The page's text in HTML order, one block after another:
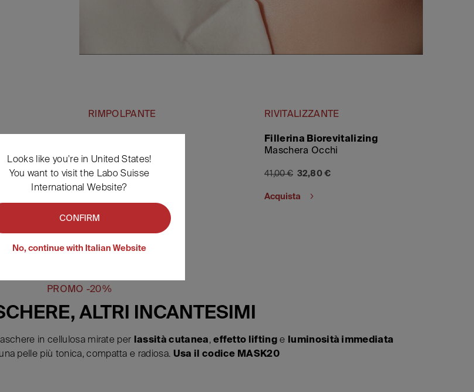
RIMPOLPANTE
31,00 € 24,80 €
RIVITALIZZANTE
Fillerina Biorevitalizing
Maschera Occhi
41,00 € 32,80 €
Acquista
PROMO -20%
ALTRI INCANTESIMI
in cellulosa mirate per lassità cutanea,effetto lifting e luminosità immediata
pelle più tonica, compatta e radiosa. Usa il codice MASK20
Looks like you're in United States!
You want to visit the Labo Suisse
International Website?
CONFIRM
No, continue with Italian Website